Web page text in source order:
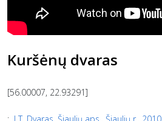
Kuršėnų dvaras
[56.00007, 22.93291]